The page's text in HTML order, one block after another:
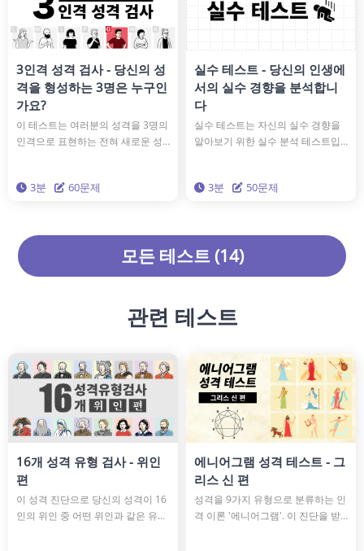
3인격 성격 검사 - 당신의 성
격을 형성하는 3명은 누구인
가요?
이 테스트는 여러분의 성격을 3명의
인격으로 표현하는 전혀 새로운 성
을 구성하는 3명은 누구일까요? 과
트로, 진정한 성격을 깊이 이해해보
세요.
3분 60문제
실수 테스트 - 당신의 인생에
서의 실수 경향을 분석합니
다
실수 테스트는 자신의 실수 경향을
알아보기 위한 실수 분석 테스트입
습니다. 더 이상 실수하고 싶지 않다
를 깊게 하고, 미래의 실수를 피합시
다.
3분 50문제
모든 테스트 (14)
관련 테스트
16개 성격 유형 검사 - 위인
편
이 성격 진단으로 당신의 성격이 16
인의 위인 중 어떤 위인과 같은 유형
에니어그램 성격 테스트 - 그
리스 신 편
성격을 9가지 유형으로 분류하는 인
격 이론 '에니어그램'. 이 진단을 받